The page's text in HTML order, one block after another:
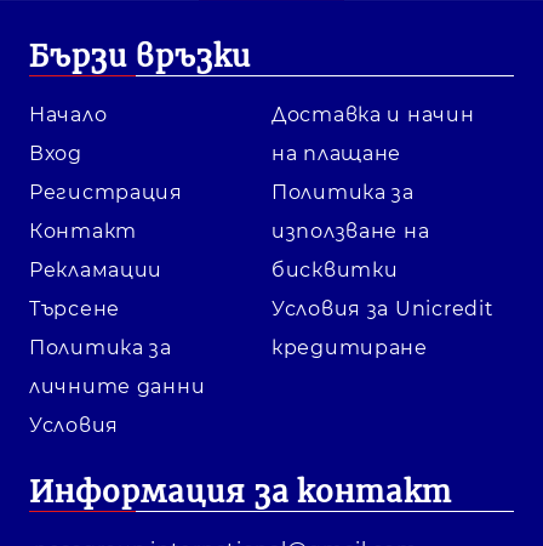
Бързи връзки
Начало
Вход
Регистрация
Контакт
Рекламации
Търсене
Политика за
личните данни
Условия
Доставка и начин
на плащане
Политика за
използване на
бисквитки
Условия за Unicredit
кредитиране
Информация за контакт